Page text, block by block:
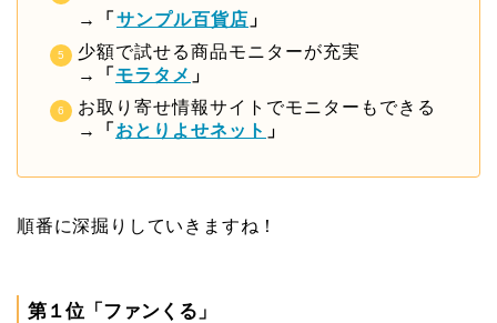
→
「 サンプル百貨店 」
少額で試せる商品モニターが充実
→
「 モラタメ 」
お取り寄せ情報サイトでモニターもできる
→
「 おとりよせネット 」
順番に深掘りしていきますね！
第１位「ファンくる」